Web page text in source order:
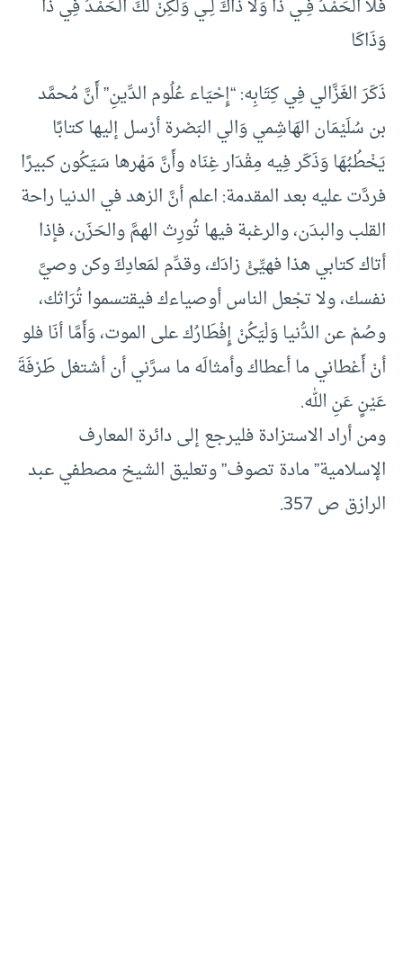
فَلا الْحَمْـدُ فِــي ذَا وَلَا ذَاكَ لِــي وَلَكِنْ لَكَ الْحَمْـدُ فِي ذَا
وَذَاكَا
ذَكَرَ الغَزَّالي فِي كِتَابِه: “إِحْيَاء عُلُوم الدِّينِ” أَنَّ مُحمَّد
بن سُلَيْمَان الهَاشِمي وَالي البَصْرة أرْسل إليها كتابًا
يَخْطُبُهَا وَذَكَر فِيه مِقْدَار غِنَاه وأَنَّ مَهْرها سَيَكُون كبيرًا
فردَّت عليه بعد المقدمة: اعلم أنَّ الزهد في الدنيا راحة
القلب والبدَن، والرغبة فيها تُورِث الهمَّ والحَزَن، فإذا
أتاك كتابي هذا فهيِّئْ زادَك، وقدِّم لمَعادِكَ وكن وصيَّ
نفسك، ولا تجْعل الناس أوصياءك فيقتسموا تُرَاثك،
وصُمْ عن الدُّنيا وَلْيَكُنْ إِفْطَارُك على الموت، وَأَمَّا أنَا فلو
أنْ أَعْطاني ما أعطاك وأمثالَه ما سرَّني أن أشتغل طَرْفَةَ
عَيْنٍ عَنِ الله.
ومن أراد الاستزادة فليرجع إلى دائرة المعارف
الإسلامية” مادة تصوف” وتعليق الشيخ مصطفي عبد
الرازق ص 357.